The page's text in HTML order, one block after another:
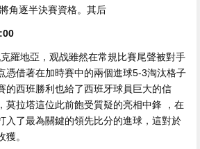
角逐半決賽資格。其后
羅地亞，观战雖然在常規比賽尾聲被對手
点憑借著在加時賽中的兩個進球5-3淘汰格子
賽的西班勝利也給了西班牙球員巨大的信
，莫拉塔這位此前飽受質疑的亮相中鋒 ，在
了最為關鍵的領先比分的進球，這對於
。